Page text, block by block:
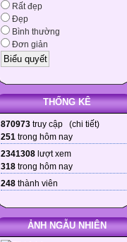
Rất đẹp
Đẹp
Bình thường
Đơn giản
THỐNG KÊ
870973 truy cập (chi tiết)
251 trong hôm nay
2341308 lượt xem
318 trong hôm nay
248 thành viên
ẢNH NGẪU NHIÊN